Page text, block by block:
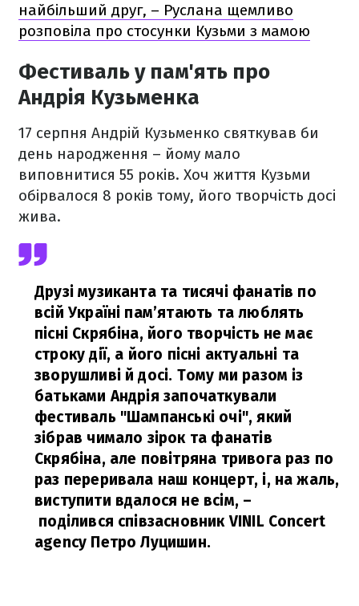
найбільший друг, – Руслана щемливо
розповіла про стосунки Кузьми з мамою
Фестиваль у пам'ять про
Андрія Кузьменка
17 серпня Андрій Кузьменко святкував би
день народження – йому мало
виповнитися 55 років. Хоч життя Кузьми
обірвалося 8 років тому, його творчість досі
жива.
Друзі музиканта та тисячі фанатів по
всій Україні пам’ятають та люблять
пісні Скрябіна, його творчість не має
строку дії, а його пісні актуальні та
зворушливі й досі. Тому ми разом із
батьками Андрія започаткували
фестиваль "Шампанські очі", який
зібрав чимало зірок та фанатів
Скрябіна, але повітряна тривога раз по
раз переривала наш концерт, і, на жаль,
виступити вдалося не всім, –
поділився співзасновник VINIL Concert
agency Петро Луцишин.